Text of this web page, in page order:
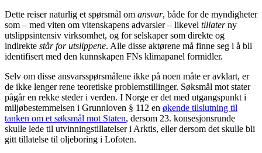
Dette reiser naturlig et spørsmål om ansvar, både for de myndigheter
som – med viten om vitenskapens advarsler – likevel tillaterny
utslippsintensiv virksomhet, og for selskaper som direkte og
indirekte står for utslippene. Alle disse aktørene må finne seg i å bli
identifisert med den kunnskapen FNs klimapanel formidler.
Selv om disse ansvarsspørsmålene ikke på noen måte er avklart, er
de ikke lenger rene teoretiske problemstillinger. Søksmål mot stater
pågår en rekke steder i verden. I Norge er det med utgangspunkt i
miljøbestemmelsen i Grunnloven § 112 en økende tilslutning til
tanken om et søksmål mot Staten, dersom 23. konsesjonsrunde
skulle lede til utvinningstillatelser i Arktis, eller dersom det skulle bli
gitt tillatelse til oljeboring i Lofoten.